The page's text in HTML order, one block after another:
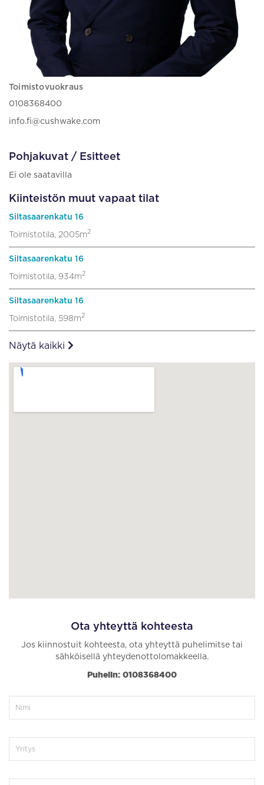
Toimistovuokraus
0108368400
info.fi@cushwake.com
Pohjakuvat / Esitteet
Ei ole saatavilla
Kiinteistön muut vapaat tilat
Siltasaarenkatu 16
Toimistotila, 2005m2
Siltasaarenkatu 16
Toimistotila, 934m2
Siltasaarenkatu 16
Toimistotila, 598m2
Näytä kaikki
Ota yhteyttä kohteesta
Jos kiinnostuit kohteesta, ota yhteyttä puhelimitse tai
sähköisellä yhteydenottolomakkeella.
Puhelin: 0108368400